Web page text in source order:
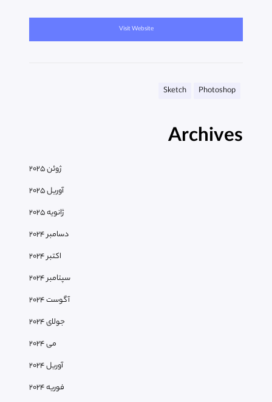
Visit Website
Photoshop
Sketch
Archives
ژوئن 2025
آوریل 2025
ژانویه 2025
دسامبر 2024
اکتبر 2024
سپتامبر 2024
آگوست 2024
جولای 2024
می 2024
آوریل 2024
فوریه 2024